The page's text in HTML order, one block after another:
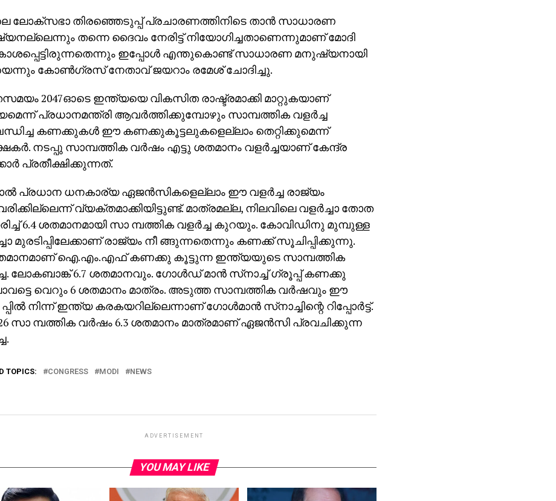
ലോക്‌സഭാ തിരഞ്ഞെടുപ്പ് പ്രചാരണത്തിനിടെ താന്‍ സാധാരണ
തന്നെ ദൈവം നേരിട്ട് നിയോഗിച്ചതാണെന്നുമാണ് മോദി
ഇപ്പോള്‍ എന്തുകൊണ്ട് സാധാരണ മനുഷ്യനായി
കോണ്‍ഗ്രസ് നേതാവ് ജയറാം രമേശ് ചോദിച്ചു.
2047ഓടെ ഇന്ത്യയെ വികസിത രാഷ്ട്രമാക്കി മാറ്റുകയാണ്
പ്രധാനമന്ത്രി ആവര്‍ത്തിക്കുമ്പോഴും സാമ്പത്തിക വളര്‍ച്ച
കണക്കുകള്‍ ഈ കണക്കുകൂട്ടലുകളെല്ലാം തെറ്റിക്കുമെന്ന്
നടപ്പു സാമ്പത്തിക വര്‍ഷം എട്ടു ശതമാനം വളര്‍ച്ചയാണ് കേന്ദ്ര
പ്രതീക്ഷിക്കുന്നത്.
പ്രധാന ധനകാര്യ ഏജന്‍സികളെല്ലാം ഈ വളര്‍ച്ച രാജ്യം
വ്യക്തമാക്കിയിട്ടുണ്ട്. മാത്രമല്ല, നിലവിലെ വളര്‍ച്ചാ തോത
6.4 ശതമാനമായി സാ മ്പത്തിക വളര്‍ച്ച കുറയും. കോവിഡിനു മുമ്പുള്ള
മുരടിപ്പിലേക്കാണ് രാജ്യം നീ ങ്ങുന്നതെന്നും കണക്ക് സൂചിപ്പിക്കുന്നു.
ഐ.എം.എഫ് കണക്കു കൂട്ടുന്ന ഇന്ത്യയുടെ സാമ്പത്തിക
ലോകബാങ്ക് 6.7 ശതമാനവും. ഗോള്‍ഡ് മാന്‍ സ്‌നാച്ച് ഗ്രൂപ്പ് കണക്കു
വെറും 6 ശതമാനം മാത്രം. അടുത്ത സാമ്പത്തിക വര്‍ഷവും ഈ
പ്പില്‍ നിന്ന് ഇന്ത്യ കരകയറില്ലെന്നാണ് ഗോള്‍മാന്‍ സ്‌നാച്ചിന്റെ റിപ്പോര്‍ട്ട്.
26 സാ മ്പത്തിക വര്‍ഷം 6.3 ശതമാനം മാത്രമാണ് ഏജന്‍സി പ്രവചിക്കുന്ന
TOPICS: CONGRESS MODI NEWS
ADVERTISEMENT
YOU MAY LIKE